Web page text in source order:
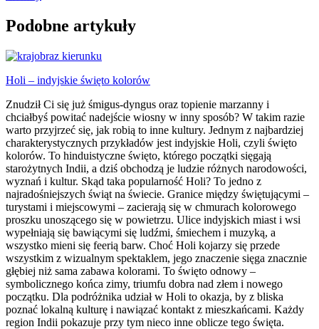
Podobne artykuły
Holi – indyjskie święto kolorów
Znudził Ci się już śmigus-dyngus oraz topienie marzanny i
chciałbyś powitać nadejście wiosny w inny sposób? W takim razie
warto przyjrzeć się, jak robią to inne kultury. Jednym z najbardziej
charakterystycznych przykładów jest indyjskie Holi, czyli święto
kolorów. To hinduistyczne święto, którego początki sięgają
starożytnych Indii, a dziś obchodzą je ludzie różnych narodowości,
wyznań i kultur. Skąd taka popularność Holi? To jedno z
najradośniejszych świąt na świecie. Granice między świętującymi –
turystami i miejscowymi – zacierają się w chmurach kolorowego
proszku unoszącego się w powietrzu. Ulice indyjskich miast i wsi
wypełniają się bawiącymi się ludźmi, śmiechem i muzyką, a
wszystko mieni się feerią barw. Choć Holi kojarzy się przede
wszystkim z wizualnym spektaklem, jego znaczenie sięga znacznie
głębiej niż sama zabawa kolorami. To święto odnowy –
symbolicznego końca zimy, triumfu dobra nad złem i nowego
początku. Dla podróżnika udział w Holi to okazja, by z bliska
poznać lokalną kulturę i nawiązać kontakt z mieszkańcami. Każdy
region Indii pokazuje przy tym nieco inne oblicze tego święta.